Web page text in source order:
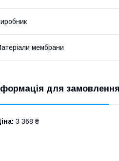
мембрани
для замовлення
3 368 ₴